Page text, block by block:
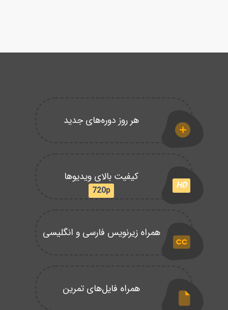
هر روز دوره‌های جدید
HD
کیفیت بالای ویدیوها
720p
همراه زیرنویس فارسی و انگلیسی
همراه فایل‌های تمرین